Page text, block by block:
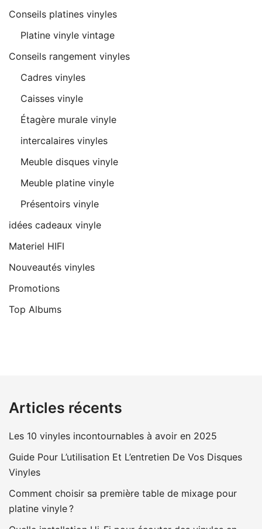
Conseils platines vinyles
Platine vinyle vintage
Conseils rangement vinyles
Cadres vinyles
Caisses vinyle
Étagère murale vinyle
intercalaires vinyles
Meuble disques vinyle
Meuble platine vinyle
Présentoirs vinyle
idées cadeaux vinyle
Materiel HIFI
Nouveautés vinyles
Promotions
Top Albums
Articles récents
Les 10 vinyles incontournables à avoir en 2025
Guide Pour L’utilisation Et L’entretien De Vos Disques
Vinyles
Comment choisir sa première table de mixage pour
platine vinyle ?